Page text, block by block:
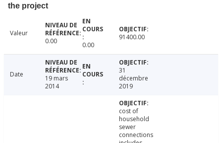
the project
Valeur
0.00
0.00
91400.00
Date
19 mars
2014
31
décembre
2019
cost of
household
sewer
connections